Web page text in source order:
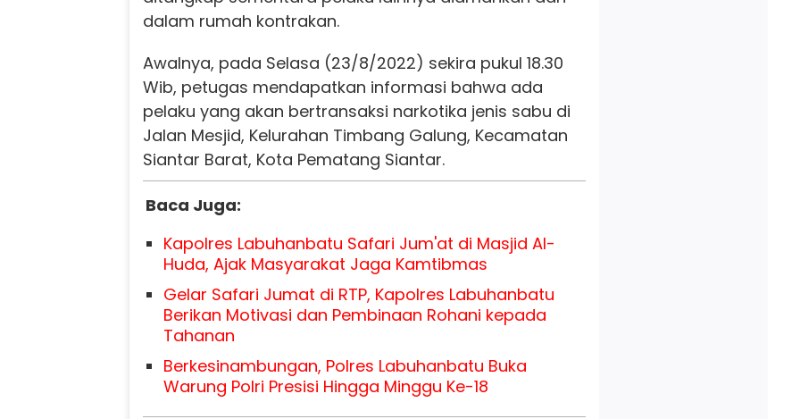
dalam rumah kontrakan.
Awalnya, pada Selasa (23/8/2022) sekira pukul 18.30
Wib, petugas mendapatkan informasi bahwa ada
pelaku yang akan bertransaksi narkotika jenis sabu di
Jalan Mesjid, Kelurahan Timbang Galung, Kecamatan
Siantar Barat, Kota Pematang Siantar.
Baca Juga:
Kapolres Labuhanbatu Safari Jum'at di Masjid Al-
Huda, Ajak Masyarakat Jaga Kamtibmas
Gelar Safari Jumat di RTP, Kapolres Labuhanbatu
Berikan Motivasi dan Pembinaan Rohani kepada
Tahanan
Berkesinambungan, Polres Labuhanbatu Buka
Warung Polri Presisi Hingga Minggu Ke-18